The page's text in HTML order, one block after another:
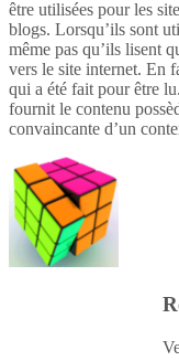
être utilisées pour les
blogs. Lorsqu’ils sont
même pas qu’ils lisent
vers le site internet. En
qui a été fait pour être
fournit le contenu
convaincante d’un